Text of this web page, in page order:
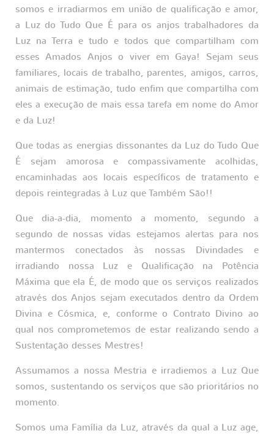
somos e irradiarmos em união de qualificação e amor,
a Luz do Tudo Que É para os anjos trabalhadores da
Luz na Terra e tudo e todos que compartilham com
esses Amados Anjos o viver em Gaya! Sejam seus
familiares, locais de trabalho, parentes, amigos, carros,
animais de estimação, tudo enfim que compartilha com
eles a execução de mais essa tarefa em nome do Amor
e da Luz!
Que todas as energias dissonantes da Luz do Tudo Que
É sejam amorosa e compassivamente acolhidas,
encaminhadas aos locais específicos de tratamento e
depois reintegradas à Luz que Também São!!
Que dia-a-dia, momento a momento, segundo a
segundo de nossas vidas estejamos alertas para nos
mantermos conectados às nossas Divindades e
irradiando nossa Luz e Qualificação na Potência
Máxima que ela É, de modo que os serviços realizados
através dos Anjos sejam executados dentro da Ordem
Divina e Cósmica, e, conforme o Contrato Divino ao
qual nos comprometemos de estar realizando sendo a
Sustentação desses Mestres!
Assumamos a nossa Mestria e irradiemos a Luz Que
somos, sustentando os serviços que são prioritários no
momento.
Somos uma Família da Luz, através da qual a Luz age,